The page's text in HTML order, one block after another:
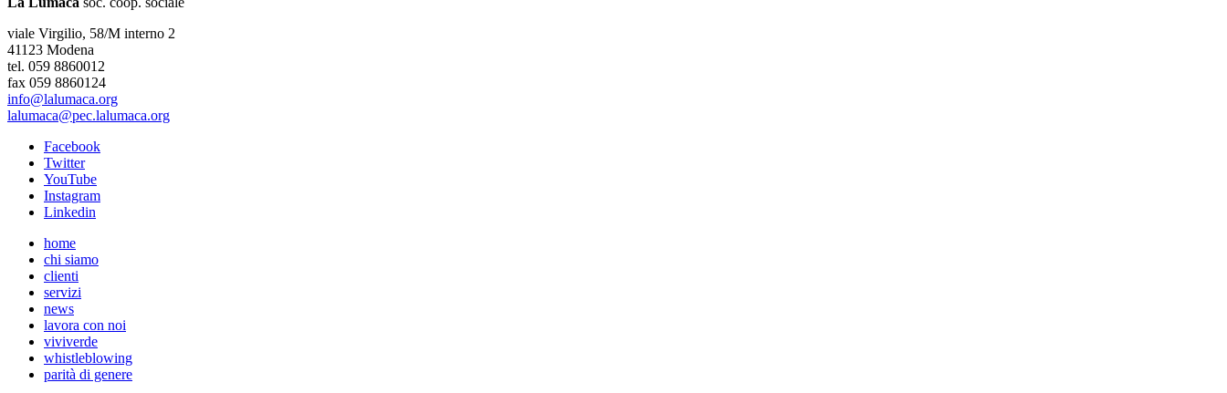
viale Virgilio, 58/M interno 2
41123 Modena
tel. 059 8860012
fax 059 8860124
info@lalumaca.org
lalumaca@pec.lalumaca.org
Facebook
Twitter
YouTube
Instagram
Linkedin
home
chi siamo
clienti
servizi
news
lavora con noi
viviverde
whistleblowing
parità di genere